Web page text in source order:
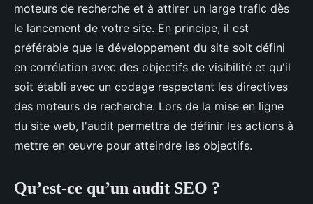
moteurs de recherche et à attirer un large trafic dès
le lancement de votre site. En principe, il est
préférable que le développement du site soit défini
en corrélation avec des objectifs de visibilité et qu'il
soit établi avec un codage respectant les directives
des moteurs de recherche. Lors de la mise en ligne
du site web, l'audit permettra de définir les actions à
mettre en œuvre pour atteindre les objectifs.
Qu’est-ce qu’un audit SEO ?